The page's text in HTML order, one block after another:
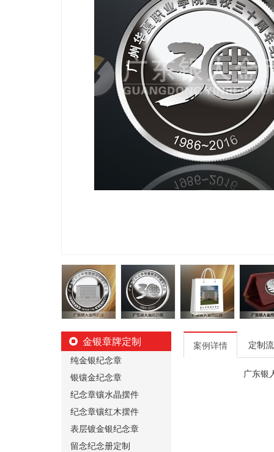
金银章牌定制
纯金银纪念章
银镶金纪念章
纪念章镶水晶摆件
纪念章镶红木摆件
表层镀金银纪念章
留念纪念册定制
案例详情 定制
广东银